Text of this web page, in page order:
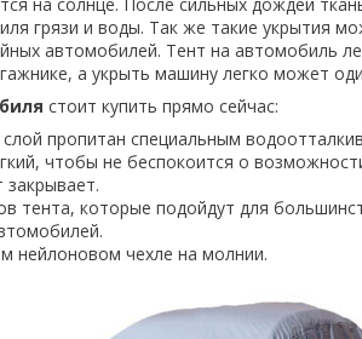
грязи и воды. Так же такие укрытия
автомобилей. Тент на автомобиль
а укрыть машину легко может
стоит купить прямо сейчас:
пропитан специальным
чтобы не беспокоится о
тента, которые подойдут для
нейлоновом чехле на молнии.